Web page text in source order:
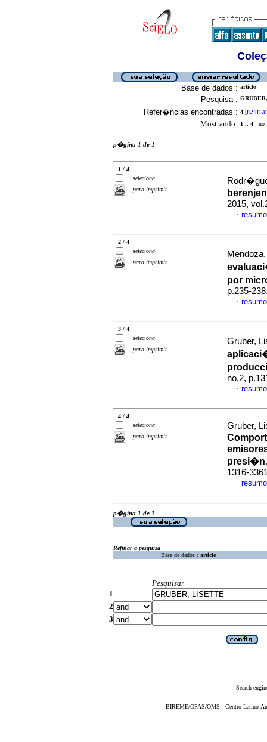
Base de dados : article
Pesquisa :
Refer�ncias encontradas : 4 [refinar
Mostrando: 1 .. 4 no
p�gina 1 de 1
1 / 4
seleciona
para imprimir
2015,
·
2 / 4
seleciona
para imprimir
por
p.235-
·
3 / 4
seleciona
para imprimir
Gruber,
no.2,
·
4 / 4
seleciona
para imprimir
Gruber,
presi�n
1316-
·
p�gina 1 de 1
Refinar a pesquisa
Base de dados : article
Pesquisar
1
2
3
Search
BIREME/OPAS/OMS - Centro Latino-